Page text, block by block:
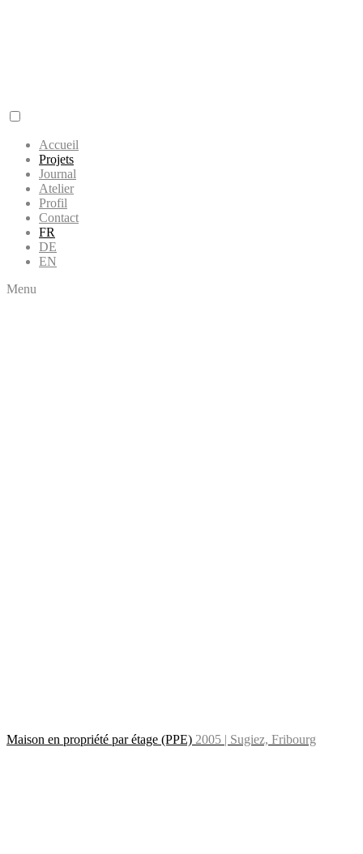
Accueil
Projets
Journal
Atelier
Profil
Contact
FR
DE
EN
Menu
Maison en propriété par étage (PPE) 2005 | Sugiez, Fribourg